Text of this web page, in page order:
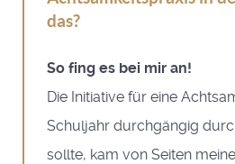
das?
So fing es bei mir an!
Die Initiative für eine
Schuljahr durchgängig
sollte, kam von Seiten